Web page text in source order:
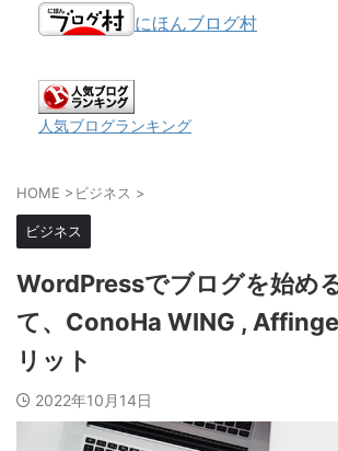
にほんブログ村
人気ブログランキング
HOME >ビジネス >
ビジネス
WordPressでブログを始め
て、ConoHa WING ,
リット
2022年10月14日